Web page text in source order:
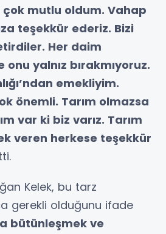
mutlu oldum. Vahap
teşekkür ederiz. Bizi
Her daim
onu yalnız bırakmıyoruz.
emekliyim.
önemli. Tarım olmazsa
var ki biz varız. Tarım
veren herkese teşekkür
Kelek, bu tarz
gerekli olduğunu ifade
bütünleşmek ve